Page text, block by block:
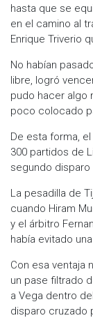
hasta que se
en el camino al
Enrique Triverio
No habían
libre, logró
pudo hacer algo
poco colocado
De esta forma,
300 partidos de
segundo disparo
La pesadilla de
cuando Hiram
y el árbitro
había evitado
Con esa ventaja
un pase filtrado
a Vega dentro
disparo cruzado